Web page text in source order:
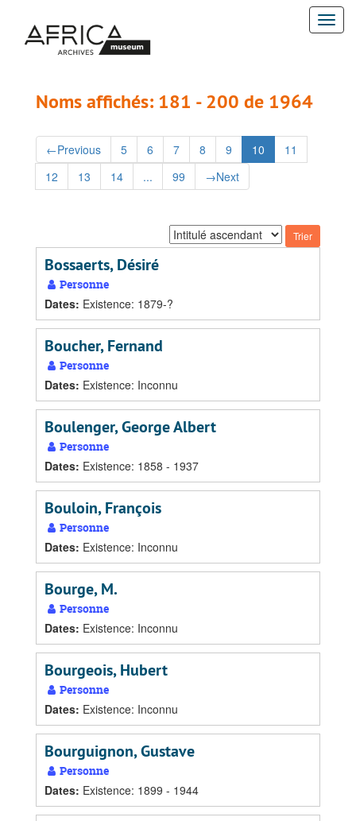
contenu
résultats
Noms affichés: 181 - 200 de 1964
←Previous 5 6 7 8 9 10
11
12
13 14 ... 99 →Next
Trier
par:
Bossaerts, Désiré
Personne
Dates: Existence: 1879-?
Boucher, Fernand
Personne
Dates: Existence: Inconnu
Boulenger, George Albert
Personne
Dates: Existence: 1858 - 1937
Bouloin, François
Personne
Dates: Existence: Inconnu
Bourge, M.
Personne
Dates: Existence: Inconnu
Bourgeois, Hubert
Personne
Dates: Existence: Inconnu
Bourguignon, Gustave
Personne
Dates: Existence: 1899 - 1944